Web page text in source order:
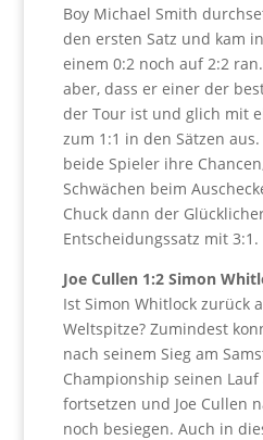
Boy Michael Smith
den ersten Satz und kam
einem 0:2 noch auf 2:2
aber, dass er einer der
der Tour ist und glich mit
zum 1:1 in den Sätzen
beide Spieler ihre
Schwächen beim
Chuck dann der
Entscheidungssatz mit 3:1.
Joe Cullen 1:2 Simon
Ist Simon Whitlock zurück
Weltspitze? Zumindest
nach seinem Sieg am
Championship seinen
fortsetzen und Joe Cullen
noch besiegen. Auch in